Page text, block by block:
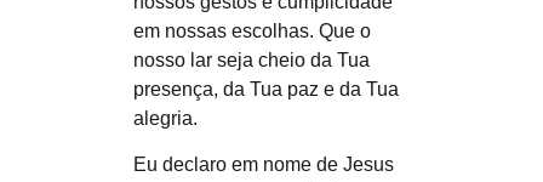
em nossas escolhas. Que o
nosso lar seja cheio da Tua
presença, da Tua paz e da Tua
alegria.
Eu declaro em nome de Jesus